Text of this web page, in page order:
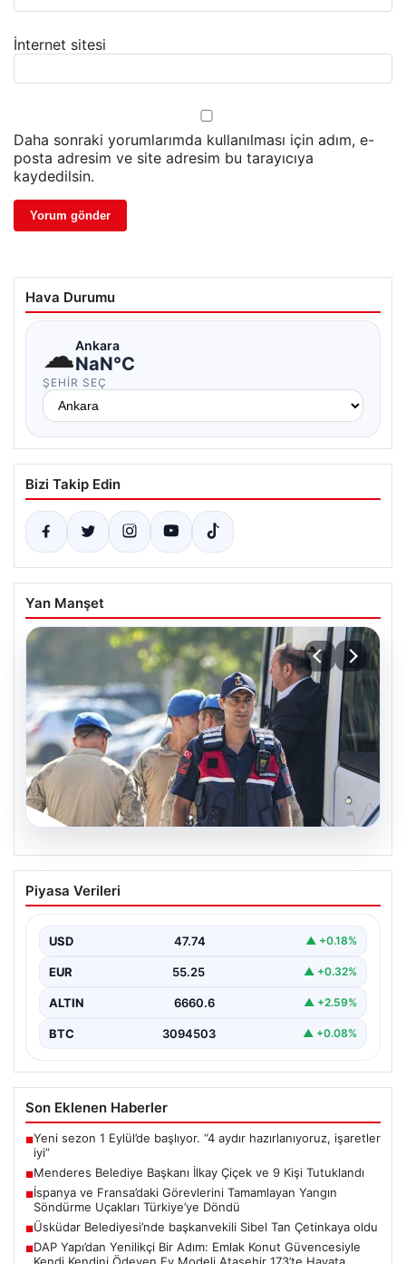
İnternet sitesi
Daha sonraki yorumlarımda kullanılması için adım, e-
posta adresim ve site adresim bu tarayıcıya
kaydedilsin.
Hava Durumu
☁Ankara
NaN°C
ŞEHIR SEÇ
Bizi Takip Edin
Yan Manşet
Menderes Belediye Başkanı İlkay Çiçek
ve 9 Kişi Tutuklandı
Çiçek’in de aralarında bulunduğu isimlere yönelik
yürütülen kapsamlı…
Piyasa Verileri
USD 47.74 ▲ +0.18%
EUR 55.25 ▲ +0.32%
ALTIN 6660.6 ▲ +2.59%
BTC 3094503 ▲ +0.08%
Son Eklenen Haberler
■Yeni sezon 1 Eylül’de başlıyor. “4 aydır hazırlanıyoruz, işaretler
iyi”
■Menderes Belediye Başkanı İlkay Çiçek ve 9 Kişi Tutuklandı
■İspanya ve Fransa’daki Görevlerini Tamamlayan Yangın
Söndürme Uçakları Türkiye’ye Döndü
■Üsküdar Belediyesi’nde başkanvekili Sibel Tan Çetinkaya oldu
■DAP Yapı’dan Yenilikçi Bir Adım: Emlak Konut Güvencesiyle
Kendi Kendini Ödeyen Ev Modeli Ataşehir 173’te Hayata